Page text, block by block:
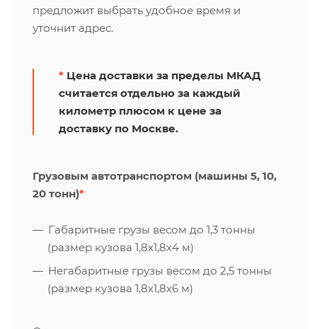
предложит выбрать удобное время и
уточнит адрес.
* Цена доставки за пределы МКАД
считается отдельно за каждый
километр плюсом к цене за
доставку по Москве.
Грузовым автотранспортом (машины 5, 10,
20 тонн)*
Габаритные грузы весом до 1,3 тонны
(размер кузова 1,8х1,8х4 м)
Негабаритные грузы весом до 2,5 тонны
(размер кузова 1,8х1,8х6 м)